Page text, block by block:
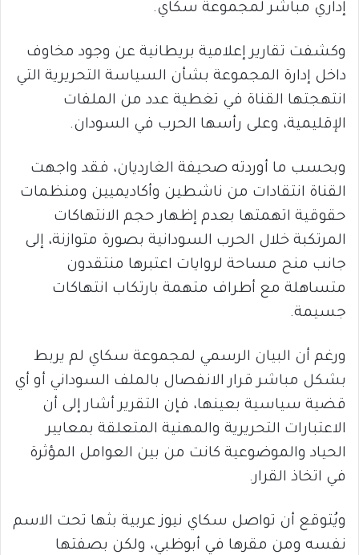
إداري مباشر لمجموعة سكاي.
وكشفت تقارير إعلامية بريطانية عن وجود مخاوف
داخل إدارة المجموعة بشأن السياسة التحريرية التي
انتهجتها القناة في تغطية عدد من الملفات
الإقليمية، وعلى رأسها الحرب في السودان.
وبحسب ما أوردته صحيفة الغارديان، فقد واجهت
القناة انتقادات من ناشطين وأكاديميين ومنظمات
حقوقية اتهمتها بعدم إظهار حجم الانتهاكات
المرتكبة خلال الحرب السودانية بصورة متوازنة، إلى
جانب منح مساحة لروايات اعتبرها منتقدون
متساهلة مع أطراف متهمة بارتكاب انتهاكات
جسيمة.
ورغم أن البيان الرسمي لمجموعة سكاي لم يربط
بشكل مباشر قرار الانفصال بالملف السوداني أو أي
قضية سياسية بعينها، فإن التقرير أشار إلى أن
الاعتبارات التحريرية والمهنية المتعلقة بمعايير
الحياد والموضوعية كانت من بين العوامل المؤثرة
في اتخاذ القرار.
ويُتوقع أن تواصل سكاي نيوز عربية بثها تحت الاسم
نفسه ومن مقرها في أبوظبي، ولكن بصفتها